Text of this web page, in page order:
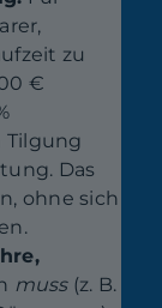
zu
€
Tilgung
Das
ohne sich
muss(z. B.